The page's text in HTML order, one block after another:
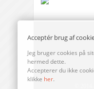
Acceptér brug af
Jeg bruger cookies på
hermed dette.
Accepterer du ikke
klikke her.